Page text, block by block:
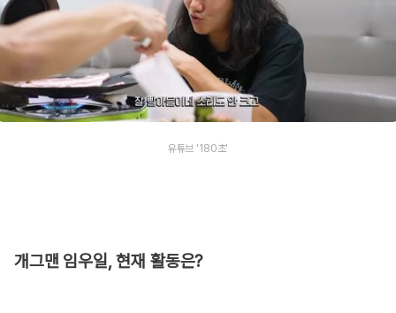
유튜브 '180초'
개그맨 임우일, 현재 활동은?